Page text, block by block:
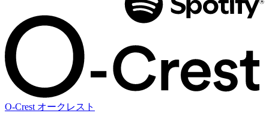
O-Crest オークレスト